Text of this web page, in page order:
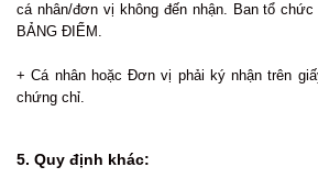
cá nhân/đơn vị không đến nhận. Ban tổ
BẢNG ĐIỂM.
+ Cá nhân hoặc Đơn vị phải ký nhận trên
chứng chỉ.
5. Quy định khác: